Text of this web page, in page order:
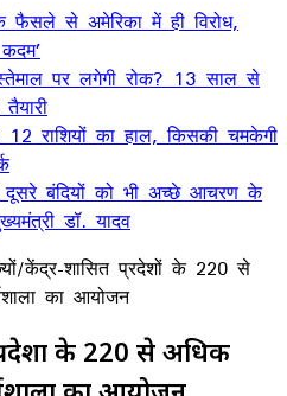
से अमेरिका में ही विरोध,
पर लगेगी रोक? 13 साल से
राशियों का हाल, किसकी चमकेगी
दूसरे बंदियों को भी अच्छे आचरण के
डॉ. यादव
केंद्र-शासित प्रदेशों के 220 से
का आयोजन
के 220 से अधिक